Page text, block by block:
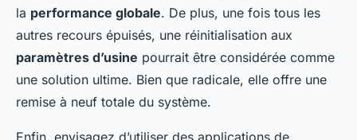
la performance globale. De plus, une fois tous les
autres recours épuisés, une réinitialisation aux
paramètres d’usine pourrait être considérée comme
une solution ultime. Bien que radicale, elle offre une
remise à neuf totale du système.